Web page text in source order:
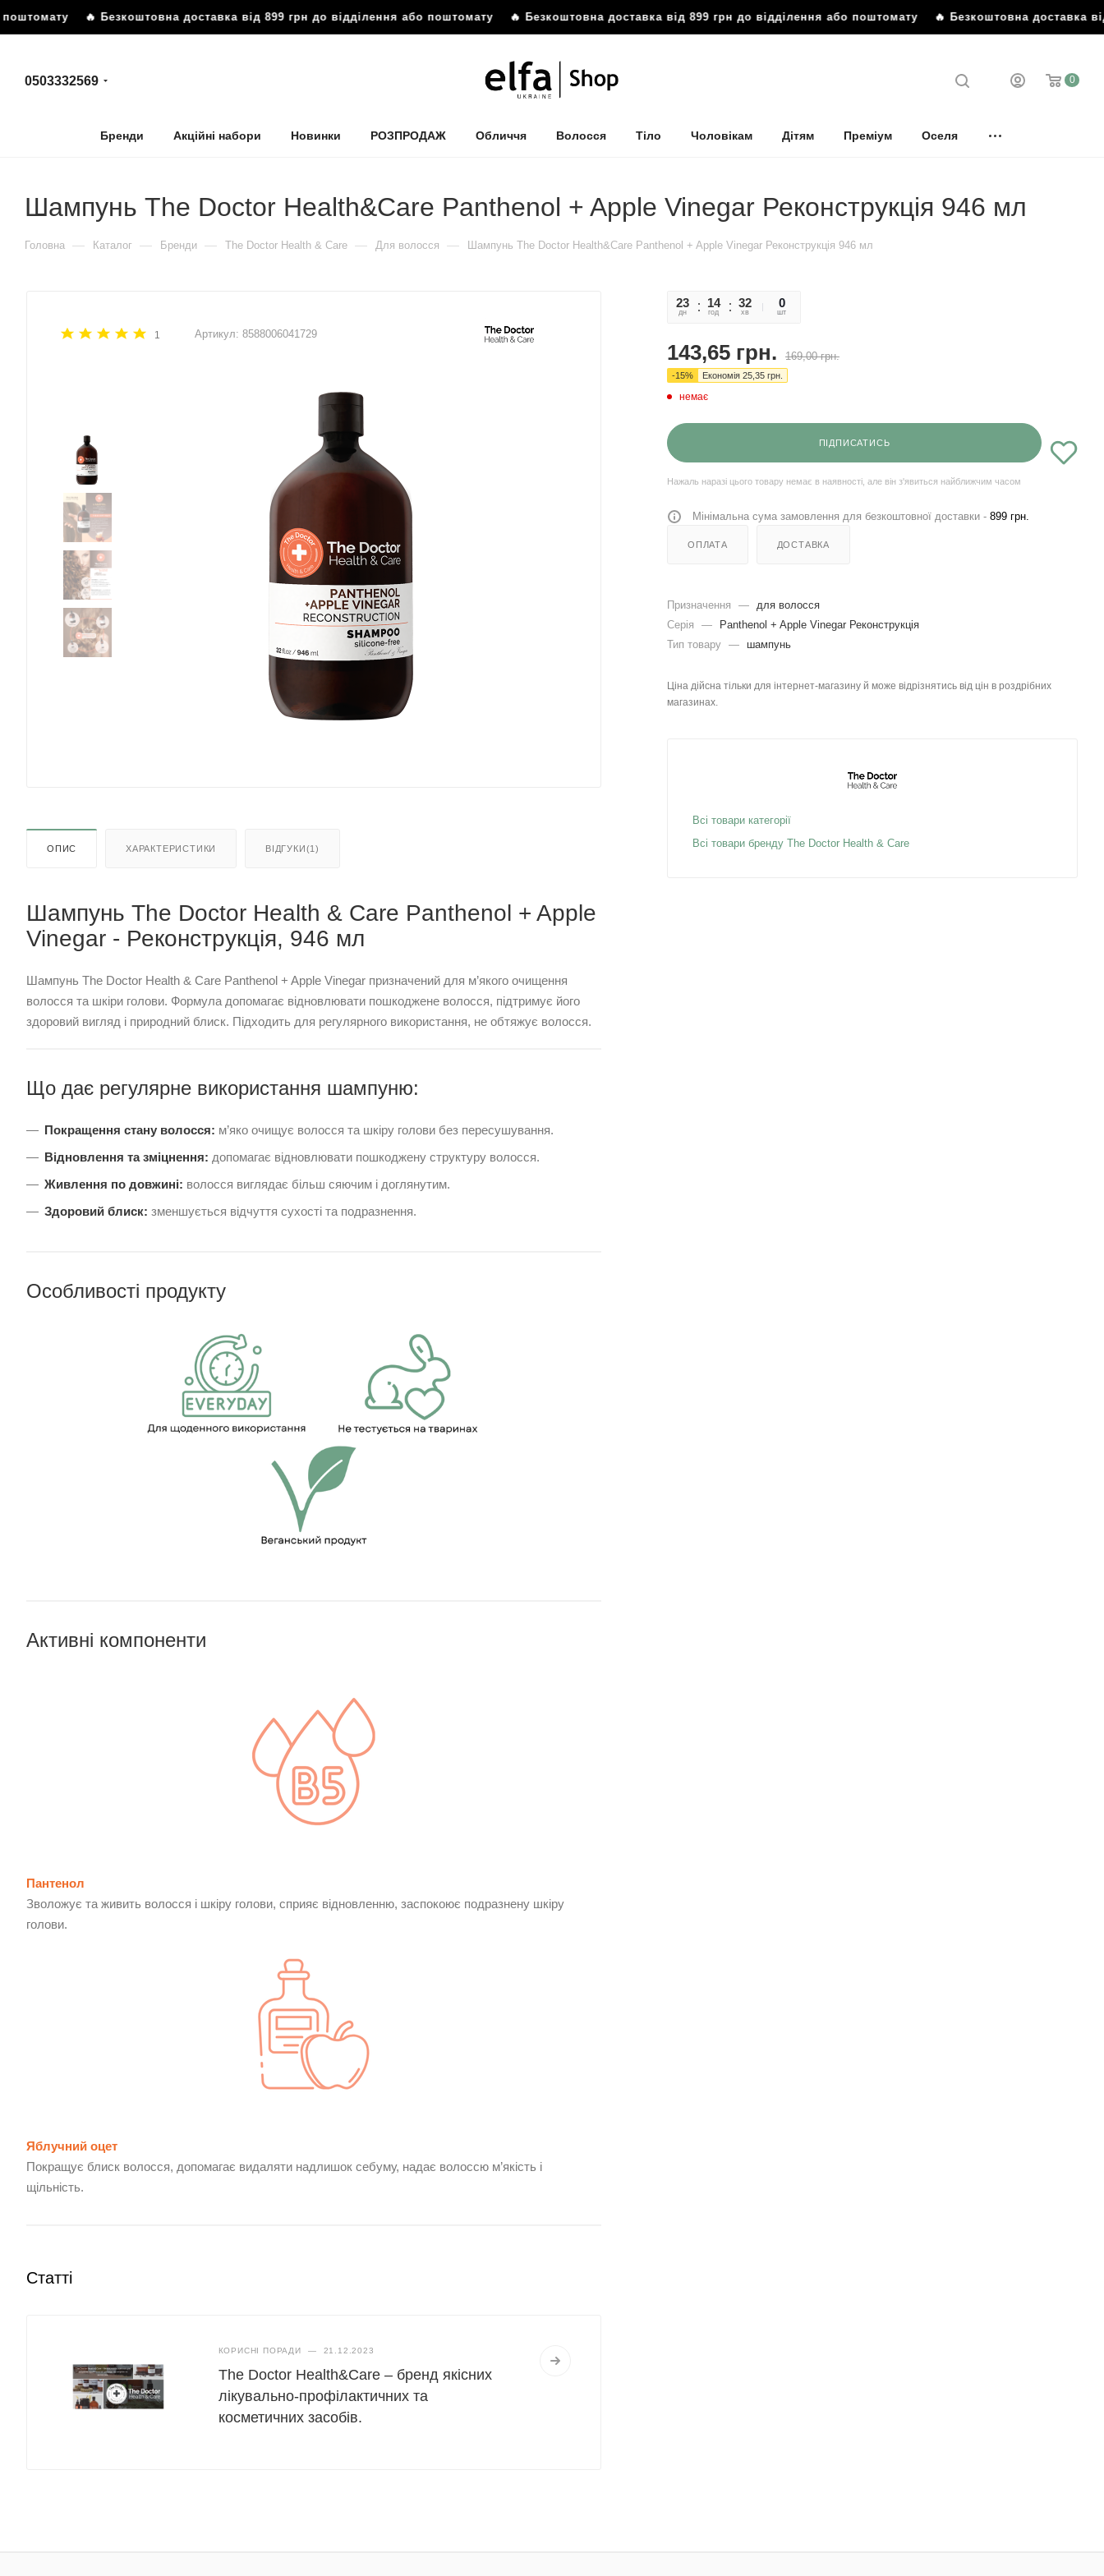
🔥 Безкоштовна доставка від 899 грн до відділення або поштомату🔥 Безкоштовна доставка від 899 грн до відділення або поштомату🔥 Безкоштовна доставка
0503332569 0
Бренди Акційні набори Новинки РОЗПРОДАЖ Обличчя Волосся Тіло Чоловікам Дітям Преміум Оселя
Шампунь The Doctor Health&Care Panthenol + Apple Vinegar Реконструкція 946 мл
Головна — Каталог — Бренди — The Doctor Health & Care — Для волосся — Шампунь The Doctor Health&Care Panthenol + Apple Vinegar Реконструкція 946 мл
1 Артикул: 8588006041729
ОПИС ХАРАКТЕРИСТИКИ ВІДГУКИ(1)
Шампунь The Doctor Health & Care Panthenol + Apple
Vinegar - Реконструкція, 946 мл
Шампунь The Doctor Health & Care Panthenol + Apple Vinegar призначений для м’якого очищення
волосся та шкіри голови. Формула допомагає відновлювати пошкоджене волосся, підтримує його
здоровий вигляд і природний блиск. Підходить для регулярного використання, не обтяжує волосся.
Що дає регулярне використання шампуню:
Покращення стану волосся: м’яко очищує волосся та шкіру голови без пересушування.
Відновлення та зміцнення: допомагає відновлювати пошкоджену структуру волосся.
Живлення по довжині: волосся виглядає більш сяючим і доглянутим.
Здоровий блиск: зменшується відчуття сухості та подразнення.
Особливості продукту
Активні компоненти
Пантенол
Зволожує та живить волосся і шкіру голови, сприяє відновленню, заспокоює подразнену шкіру
голови.
Яблучний оцет
Покращує блиск волосся, допомагає видаляти надлишок себуму, надає волоссю м’якість і
щільність.
Статті
КОРИСНІ ПОРАДИ — 21.12.2023
The Doctor Health&Care – бренд якісних
лікувально-профілактичних та
косметичних засобів.
23
дн
14
год
32
хв
12
сек
0
шт
143,65 грн. 169,00грн.
-15% Економія 25,35 грн.
немає
ПІДПИСАТИСЬ
Нажаль наразі цього товару немає в наявності, але він з'явиться найближчим часом
Мінімальна сума замовлення для безкоштовної доставки - 899 грн.
ОПЛАТА ДОСТАВКА
Призначення —
для волосся
Серія
—
Panthenol + Apple Vinegar Реконструкція
Тип товару — шампунь
Ціна дійсна тільки для інтернет-магазину й може відрізнятись від цін в роздрібних
магазинах.
Всі товари категорії
Всі товари бренду The Doctor Health & Care